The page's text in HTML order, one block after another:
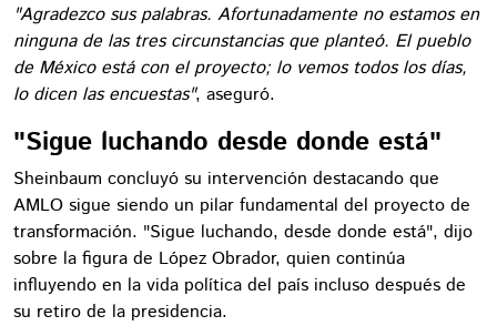
"Agradezco sus palabras. Afortunadamente no estamos en
ninguna de las tres circunstancias que planteó. El pueblo
de México está con el proyecto; lo vemos todos los días,
lo dicen las encuestas", aseguró.
"Sigue luchando desde donde está"
Sheinbaum concluyó su intervención destacando que
AMLO sigue siendo un pilar fundamental del proyecto de
transformación. "Sigue luchando, desde donde está", dijo
sobre la figura de López Obrador, quien continúa
influyendo en la vida política del país incluso después de
su retiro de la presidencia.